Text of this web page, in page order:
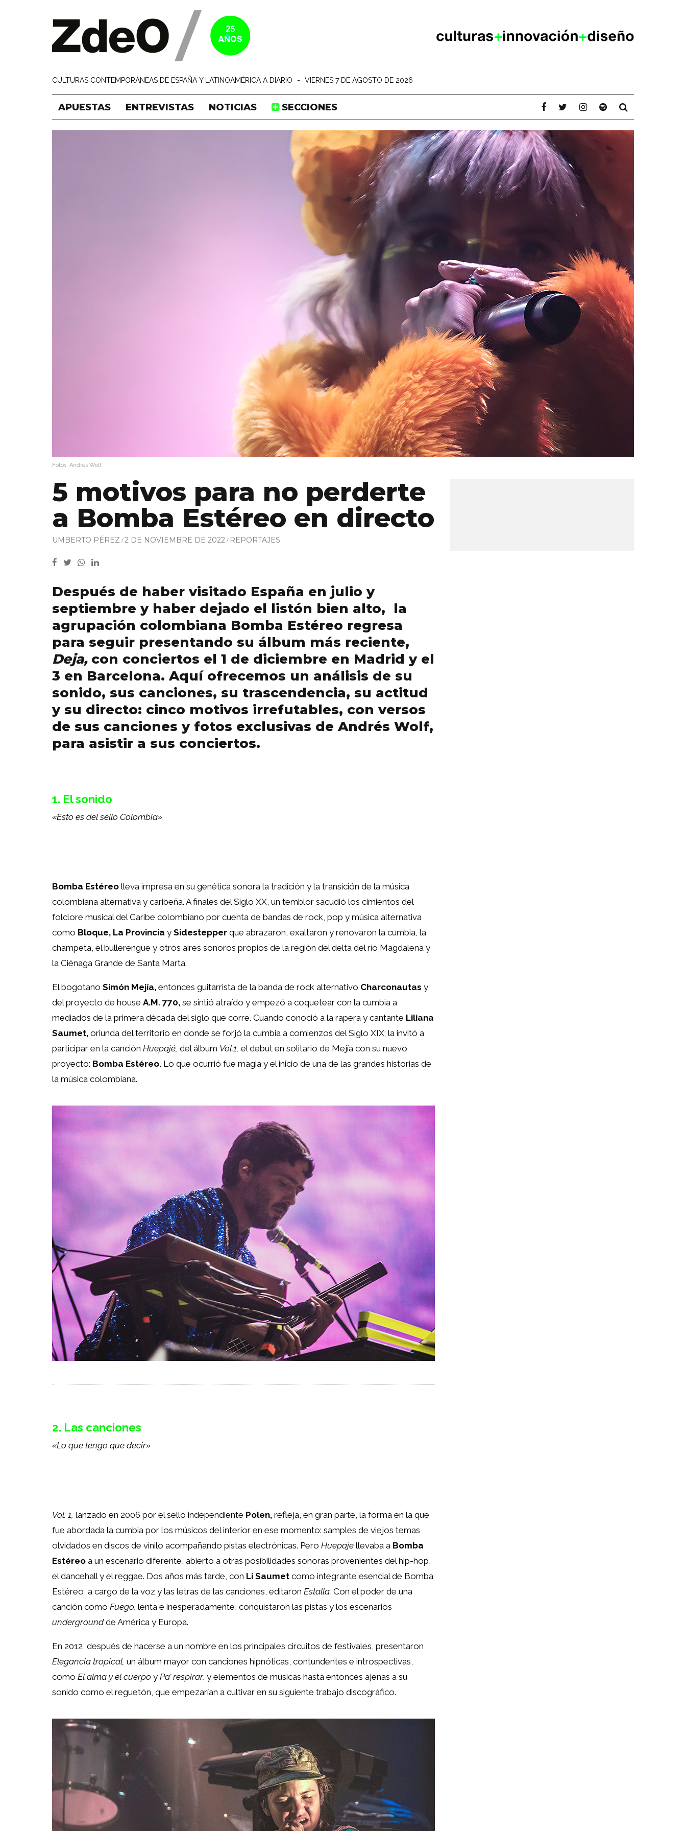
CULTURAS CONTEMPORÁNEAS DE ESPAÑA Y LATINOAMÉRICA A DIARIO - VIERNES 7 DE AGOSTO DE 2026
APUESTAS ENTREVISTAS NOTICIAS SECCIONES
Fotos: Andrés Wolf
5 motivos para no perderte
a Bomba Estéreo en directo
UMBERTO PÉREZ 2 DE NOVIEMBRE DE 2022 REPORTAJES
Después de haber visitado España en julio y
septiembre y haber dejado el listón bien alto, la
agrupación colombiana Bomba Estéreo regresa
para seguir presentando su álbum más reciente,
Deja,con conciertos el 1 de diciembre en Madrid y el
3 en Barcelona. Aquí ofrecemos un análisis de su
sonido, sus canciones, su trascendencia, su actitud
y su directo: cinco motivos irrefutables, con versos
de sus canciones y fotos exclusivas de Andrés Wolf,
para asistir a sus conciertos.
1. El sonido
«Esto es del sello Colombia»
Bomba Estéreo lleva impresa en su genética sonora la tradición y la transición de la música
colombiana alternativa y caribeña. A finales del Siglo XX, un temblor sacudió los cimientos del
folclore musical del Caribe colombiano por cuenta de bandas de rock, pop y música alternativa
como Bloque, La Provincia y Sidestepper que abrazaron, exaltaron y renovaron la cumbia, la
champeta, el bullerengue y otros aires sonoros propios de la región del delta del río Magdalena y
la Ciénaga Grande de Santa Marta.
El bogotano Simón Mejía, entonces guitarrista de la banda de rock alternativo Charconautas y
del proyecto de house A.M. 770, se sintió atraído y empezó a coquetear con la cumbia a
mediados de la primera década del siglo que corre. Cuando conoció a la rapera y cantante Liliana
Saumet, oriunda del territorio en donde se forjó la cumbia a comienzos del Siglo XIX; la invitó a
participar en la canción Huepajé, del álbum Vol.1, el debut en solitario de Mejía con su nuevo
proyecto: Bomba Estéreo. Lo que ocurrió fue magia y el inicio de una de las grandes historias de
la música colombiana.
2. Las canciones
«Lo que tengo que decir»
Vol. 1, lanzado en 2006 por el sello independiente Polen, refleja, en gran parte, la forma en la que
fue abordada la cumbia por los músicos del interior en ese momento: samples de viejos temas
olvidados en discos de vinilo acompañando pistas electrónicas. Pero Huepaje llevaba a Bomba
Estéreo a un escenario diferente, abierto a otras posibilidades sonoras provenientes del hip-hop,
el dancehall y el reggae. Dos años más tarde, con Li Saumet como integrante esencial de Bomba
Estéreo, a cargo de la voz y las letras de las canciones, editaron Estalla. Con el poder de una
canción como Fuego, lenta e inesperadamente, conquistaron las pistas y los escenarios
undergroundde América y Europa.
En 2012, después de hacerse a un nombre en los principales circuitos de festivales, presentaron
Elegancia tropical, un álbum mayor con canciones hipnóticas, contundentes e introspectivas,
como El alma y el cuerpo y Pa’ respirar, y elementos de músicas hasta entonces ajenas a su
sonido como el reguetón, que empezarían a cultivar en su siguiente trabajo discográfico.